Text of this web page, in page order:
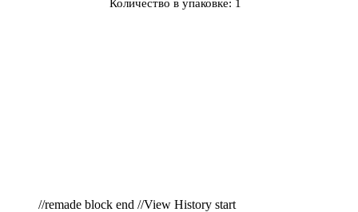
Количество в упаковке: 1
//remade block end //View History start